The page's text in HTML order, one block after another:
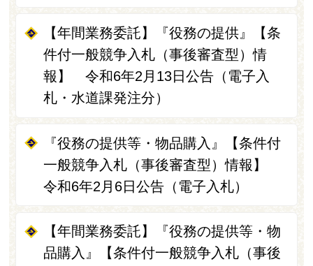
【年間業務委託】『役務の提供』【条
件付一般競争入札（事後審査型）情
報】 令和6年2月13日公告（電子入
札・水道課発注分）
『役務の提供等・物品購入』【条件付
一般競争入札（事後審査型）情報】
令和6年2月6日公告（電子入札）
【年間業務委託】『役務の提供等・物
品購入』【条件付一般競争入札（事後